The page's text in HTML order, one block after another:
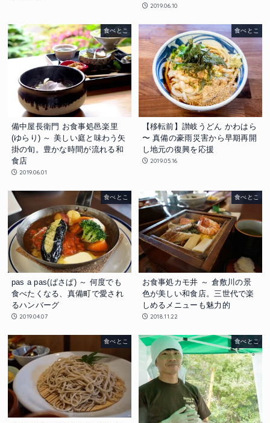
2019.06.10
食べとこ
備中屋長衛門 お食事処邑楽里
(ゆらり) ～ 美しい庭と味わう矢
掛の旬。豊かな時間が流れる和
食店
2019.06.01
食べとこ
【移転前】讃岐うどん かわはら
〜 真備の豪雨災害から早期再開
し地元の復興を応援
2019.05.16
食べとこ
pas a pas(ぱさぱ) ～ 何度でも
食べたくなる、真備町で愛され
るハンバーグ
2019.04.07
食べとこ
お食事処カモ井 ～ 倉敷川の景
色が美しい和食店。三世代で楽
しめるメニューも魅力的
2018.11.22
食べとこ 食べとこ